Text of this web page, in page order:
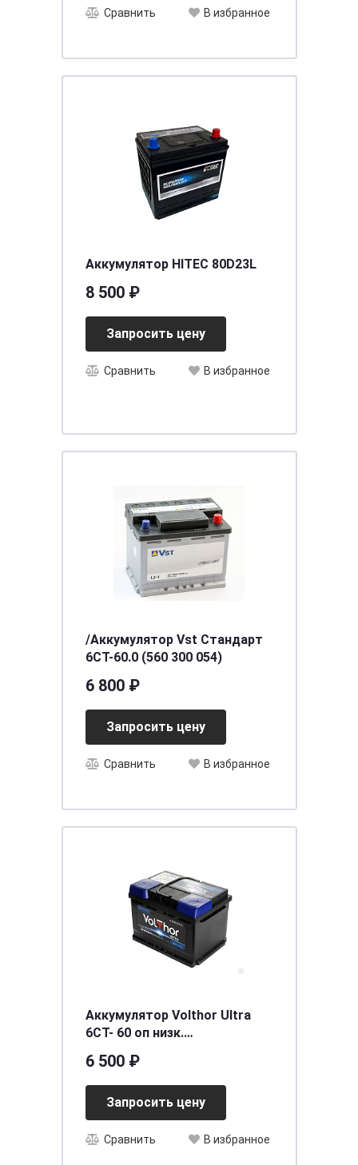
Сравнить В избранное
Аккумулятор HITEC 80D23L
8 500 ₽
Запросить цену
Сравнить В избранное
/Аккумулятор Vst Стандарт
6СТ-60.0 (560 300 054)
6 800 ₽
Запросить цену
Сравнить В избранное
Аккумулятор Volthor Ultra
6СТ- 60 оп низк.
6 500 ₽
Запросить цену
Сравнить В избранное